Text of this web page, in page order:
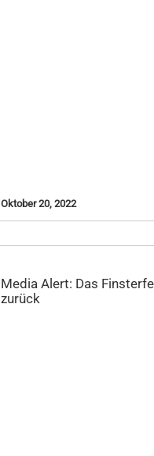
Oktober 20, 2022
Media Alert: Das
zurück